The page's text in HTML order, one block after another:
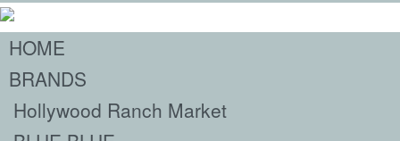
HOME
BRANDS
Hollywood Ranch Market